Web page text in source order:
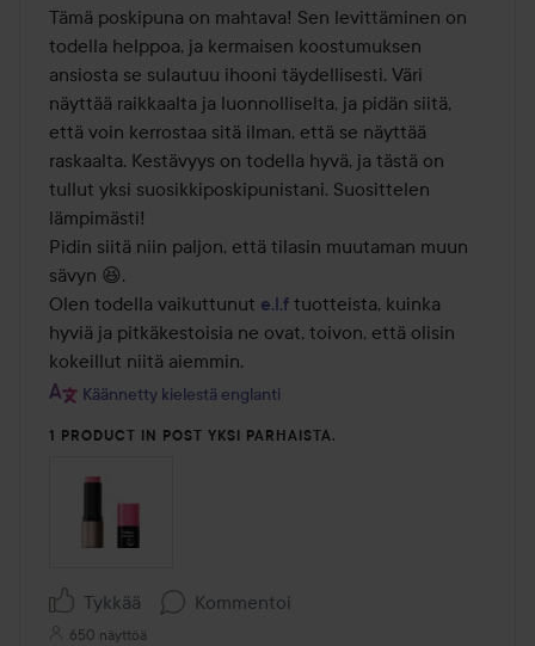
/
5
Tämä poskipuna on mahtava! Sen levittäminen on
todella helppoa, ja kermaisen koostumuksen
ansiosta se sulautuu ihooni täydellisesti. Väri
näyttää raikkaalta ja luonnolliselta, ja pidän siitä,
että voin kerrostaa sitä ilman, että se näyttää
raskaalta. Kestävyys on todella hyvä, ja tästä on
tullut yksi suosikkiposkipunistani. Suosittelen
lämpimästi!
Pidin siitä niin paljon, että tilasin muutaman muun
sävyn 😆.
Olen todella vaikuttunut e.l.f tuotteista, kuinka
hyviä ja pitkäkestoisia ne ovat, toivon, että olisin
kokeillut niitä aiemmin.
Käännetty kielestä englanti
1 PRODUCT IN POST YKSI PARHAISTA.
Tykkää Kommentoi
650 näyttöä